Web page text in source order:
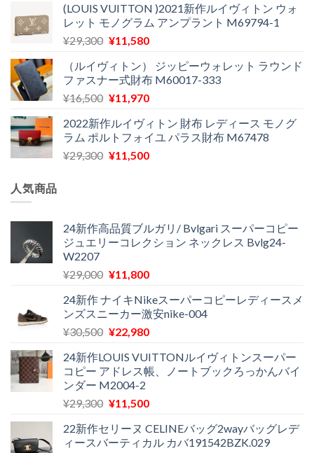
価
格
は
で
し
た。
の
価
格
¥12,900
で
す。
(LOUIS VUITTON )2021新作ルイヴィトン ウォ
レット モノグラム アンプラント M69794-1
¥29,300 元
価
格
は
で
し
た。
¥11,580現
の
価
格
¥11,580
で
す。
（ルイヴィトン） ジッピーウォレット ラウンド
ファスナー式財布 M60017-333
¥16,500 元
価
格
は
¥11,970現
の
価
格
2022新作ルイヴィトン 財布 レディース モノグ
ラム ポルトフォイユ パラス財布 M67478
¥29,300 元
¥29,300
で
た。
¥11,500現
は
¥11,500
す。
人気商品
24新作高品質ブルガリ/ Bvlgari スーパーコピー
ジュエリーコレクション ネックレス Bvlg24-
W2207
¥29,000 元
価
格
は
で
し
た。
¥11,800現
の
価
格
¥11,800
で
24新作 ナイキNikeスーパーコピーレディースメ
ンズスニーカー激安nike-004
¥30,500 元
価
格
は
¥30,500
し
た。
¥22,980現
の
価
は
で
す。
24新作LOUIS VUITTONルイヴィトンスーパー
コピー アドレス帳、ノートブックろっかんバイ
ンダー M2004-2
¥29,300 元
価
格
¥11,500現
の
価
22新作セリーヌ CELINEバッグ2wayバッグレデ
ィースバーティカル カバ191542BZK.029